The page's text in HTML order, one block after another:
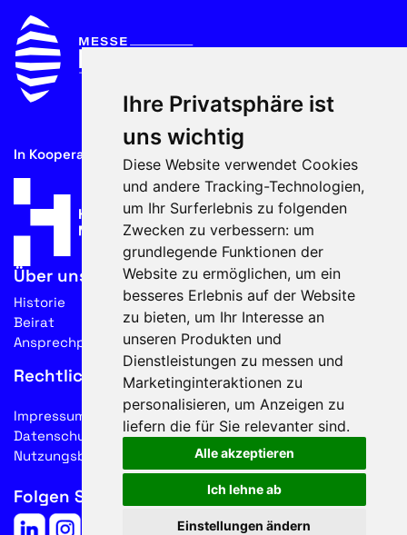
Ihre Privatsphäre ist
uns wichtig
Diese Website verwendet Cookies
und andere Tracking-Technologien,
um Ihr Surferlebnis zu folgenden
Zwecken zu verbessern: um
grundlegende Funktionen der
Website zu ermöglichen, um ein
besseres Erlebnis auf der Website
zu bieten, um Ihr Interesse an
unseren Produkten und
Dienstleistungen zu messen und
Marketinginteraktionen zu
personalisieren, um Anzeigen zu
liefern die für Sie relevanter sind.
Alle akzeptieren
Ich lehne ab
Einstellungen ändern
In Kooperation mit
Über uns
Historie
Beirat
Ansprechpartner
Rechtliches
Impressum
Datenschutz
Nutzungsbedingungen
Folgen Sie uns auf Social Media